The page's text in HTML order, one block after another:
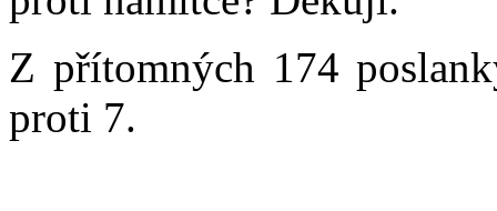
Z přítomných 174
proti 7.